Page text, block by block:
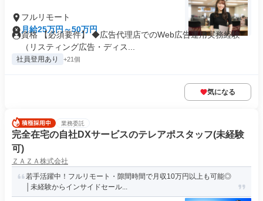
フルリモート
月給25万円～50万円
資格 【必須要件】 ◆広告代理店でのWeb広告運用実務経験
（リスティング広告・ディス...
社員登用あり +21個
気になる
業務委託
完全在宅の自社DXサービスのテレアポスタッフ(未経験
可)
ＺＡＺＡ株式会社
若手活躍中！フルリモート・隙間時間で月収10万円以上も可能◎
│未経験からインサイドセール...